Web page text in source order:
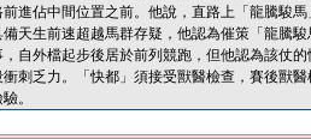
進佔中間位置之前。他說，直路上「龍騰駿
天生前速超越馬群存疑，他認為催策「龍騰
，自外檔起步後居於前列競跑，但他認為該仗
刺乏力。「快都」須接受獸醫檢查，賽後獸
。